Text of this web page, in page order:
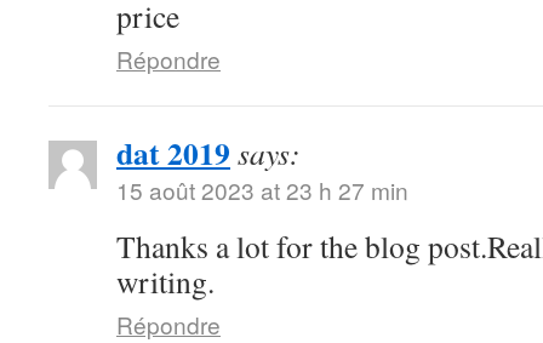
price
Répondre
dat 2019 says:
15 août 2023 at 23 h 27 min
Thanks a lot for the blog
writing.
Répondre